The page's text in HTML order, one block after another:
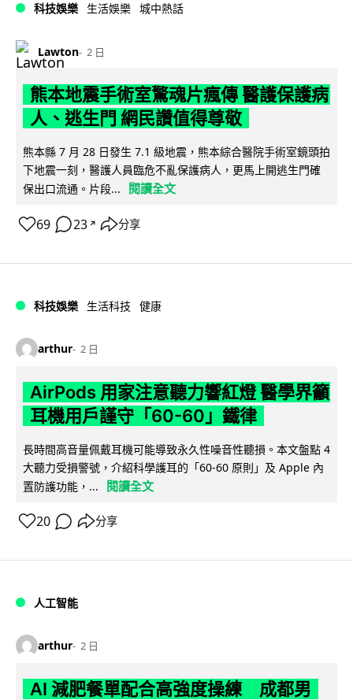
科技娛樂 生活娛樂 城中熱話
Lawton 2 日
熊本地震手術室驚魂片瘋傳 醫護保護病
人、逃生門 網民讚值得尊敬
熊本縣 7 月 28 日發生 7.1 級地震，熊本綜合醫院手術室鏡頭拍
下地震一刻，醫護人員臨危不亂保護病人，更馬上開逃生門確
保出口流通。片段...
閱讀全文
69 23 ↗ 分享
科技娛樂 生活科技 健康
arthur 2 日
AirPods 用家注意聽力響紅燈 醫學界籲
耳機用戶謹守「60-60」鐵律
長時間高音量佩戴耳機可能導致永久性噪音性聽損。本文盤點 4
大聽力受損警號，介紹科學護耳的「60-60 原則」及 Apple 內
置防護功能，...
閱讀全文
20 分享
人工智能
arthur 2 日
AI 減肥餐單配合高強度操練 成都男